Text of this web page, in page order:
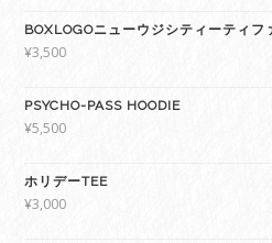
BOXLOGOニューウジシティーティフ
¥3,500
PSYCHO-PASS HOODIE
¥5,500
ホリデーTEE
¥3,000